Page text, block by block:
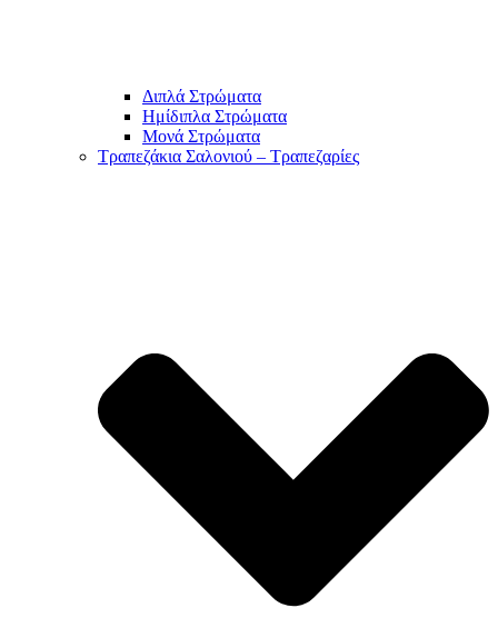
Διπλά Στρώματα
Ημίδιπλα Στρώματα
Μονά Στρώματα
Τραπεζάκια Σαλονιού – Τραπεζαρίες